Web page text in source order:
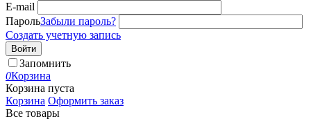
E-mail
ПарольЗабыли пароль?
Создать учетную запись
Войти
Запомнить
0Корзина
Корзина пуста
Корзина Оформить заказ
Все товары